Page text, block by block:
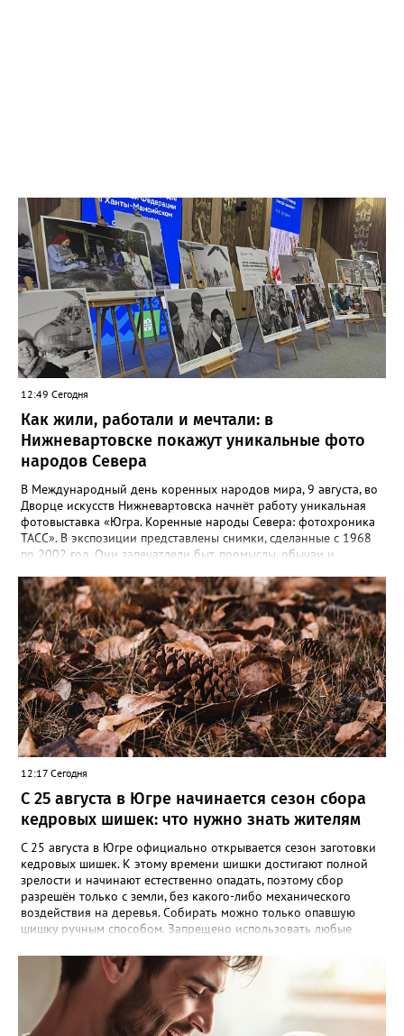
12:49 Сегодня
Как жили, работали и мечтали: в
Нижневартовске покажут уникальные фото
народов Севера
В Международный день коренных народов мира, 9 августа, во
Дворце искусств Нижневартовска начнёт работу уникальная
фотовыставка «Югра. Коренные народы Севера: фотохроника
ТАСС». В экспозиции представлены снимки, сделанные с 1968
по 2002 год. Они запечатлели быт, промыслы, обычаи и
внесли вклад в развитие региона. Гости увидят кадры,
отражающие жизнь северян — от повседневного труда до
праздников. Особую ценность представляют авторские
подписи к снимкам, которые сохраняют историческую
достоверность и передают дух эпохи. Торжественное открытие
— 9 августа в 12:00. Выставка доступна до 31 августа.
12:17 Сегодня
С 25 августа в Югре начинается сезон сбора
кедровых шишек: что нужно знать жителям
С 25 августа в Югре официально открывается сезон заготовки
кедровых шишек. К этому времени шишки достигают полной
зрелости и начинают естественно опадать, поэтому сбор
разрешён только с земли, без какого-либо механического
воздействия на деревья. Собирать можно только опавшую
шишку ручным способом. Запрещено использовать любые
кедров. Исключение — лесосеменные плантации, где сбор
шишек категорически запрещён. Нарушителям грозит
административная ответственность: штраф от 1 000 до 5 000
рублей. В отдельных случаях возможно уголовное
преследование. Важное уточнение: сбор шишек разрешён